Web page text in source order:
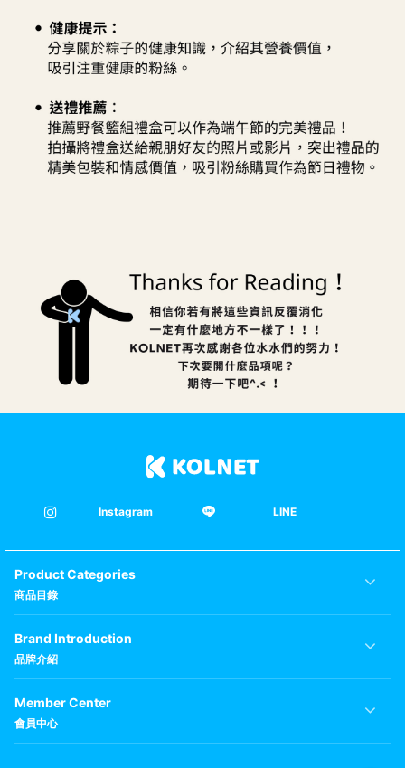
Instagram LINE
Product Categories
商品目錄
Brand Introduction
品牌介紹
Member Center
會員中心